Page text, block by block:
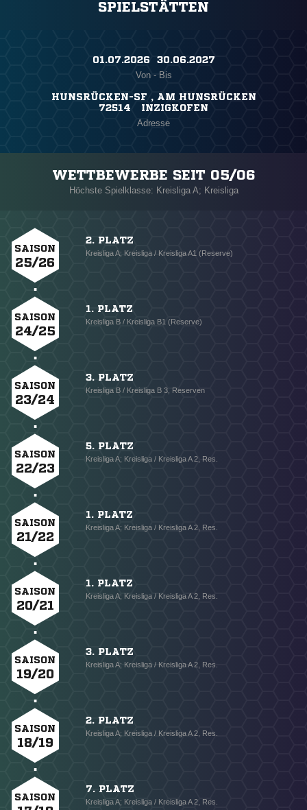
SPIELSTÄTTEN
01.07.2026 ​ 30.06.2027
Von - Bis
HUNSRÜCKEN-SF , AM HUNSRÜCKEN
72514 INZIGKOFEN
Adresse
WETTBEWERBE SEIT 05/06
Höchste Spielklasse: Kreisliga A; Kreisliga
SAISON
25/26
2. PLATZ
Kreisliga A; Kreisliga / Kreisliga A1 (Reserve)
SAISON
24/25
1. PLATZ
Kreisliga B / Kreisliga B1 (Reserve)
SAISON
23/24
3. PLATZ
Kreisliga B / Kreisliga B 3, Reserven
SAISON
22/23
5. PLATZ
Kreisliga A; Kreisliga / Kreisliga A 2, Res.
SAISON
21/22
1. PLATZ
Kreisliga A; Kreisliga / Kreisliga A 2, Res.
SAISON
20/21
1. PLATZ
Kreisliga A; Kreisliga / Kreisliga A 2, Res.
SAISON
19/20
3. PLATZ
Kreisliga A; Kreisliga / Kreisliga A 2, Res.
SAISON
18/19
2. PLATZ
Kreisliga A; Kreisliga / Kreisliga A 2, Res.
SAISON
7. PLATZ
Kreisliga A; Kreisliga / Kreisliga A 2, Res.